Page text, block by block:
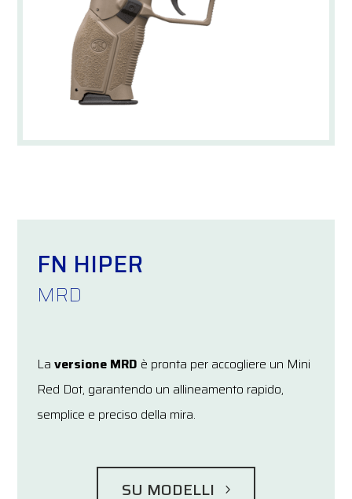
FN HIPER
MRD
Laversione MRD è pronta per accogliere un Mini
Red Dot, garantendo un allineamento rapido,
semplice e preciso della mira.
SU MODELLI